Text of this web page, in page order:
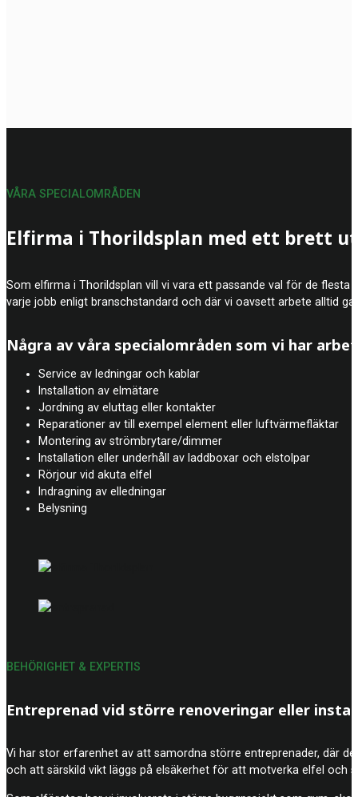
Elfirma i Thorildsplan med ett brett
Som elfirma i Thorildsplan vill vi vara ett passande val för de
varje jobb enligt branschstandard och där vi oavsett arbete alltid
VÅRA SPECIALOMRÅDEN
Några av våra specialområden som vi har
Service av ledningar och kablar
Installation av elmätare
Jordning av eluttag eller kontakter
Reparationer av till exempel element eller luftvärmefläktar
Montering av strömbrytare/dimmer
Installation eller underhåll av laddboxar och elstolpar
Rörjour vid akuta elfel
Indragning av elledningar
Belysning
Entreprenad vid större renoveringar eller
Vi har stor erfarenhet av att samordna större entreprenader, där
och att särskild vikt läggs på elsäkerhet för att motverka elfel och
BEHÖRIGHET & EXPERTIS